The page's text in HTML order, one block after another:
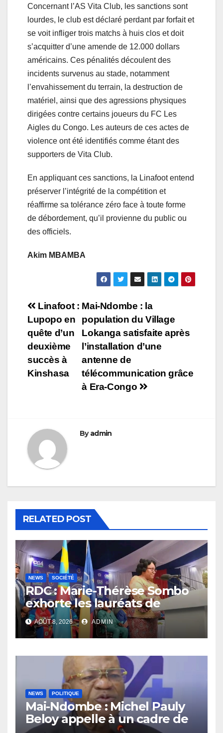
Concernant l’AS Vita Club, les sanctions sont
lourdes, le club est déclaré perdant par forfait et
se voit infliger trois matchs à huis clos et doit
s’acquitter d’une amende de 12.000 dollars
américains. Ces pénalités découlent des
incidents survenus au stade, notamment
l’envahissement du terrain, la destruction de
matériel, ainsi que des agressions physiques
dirigées contre certains joueurs du FC Les
Aigles du Congo. Les auteurs de ces actes de
violence ont été identifiés comme étant des
supporters de Vita Club.
En appliquant ces sanctions, la Linafoot entend
préserver l’intégrité de la compétition et
réaffirme sa tolérance zéro face à toute forme
de débordement, qu’il provienne du public ou
des officiels.
Akim MBAMBA
Navigation
de
l’article
Mai-Ndombe : la
population du Village
Lokanga satisfaite après
l’installation d’une
antenne de
télécommunication grâce
à Era-Congo
Linafoot :
Lupopo en
quête d’un
deuxième
succès à
Kinshasa
Byadmin
RELATED POST
NEWS SOCIÉTÉ
RDC : Marie-Thérèse Sombo
exhorte les lauréats de
l’UNIKIN à mettre leurs
compétences au service de
la nation
AOÛT 8, 2026 ADMIN
NEWS POLITIQUE
Mai-Ndombe : Michel Pauly
Beloy appelle à un cadre de